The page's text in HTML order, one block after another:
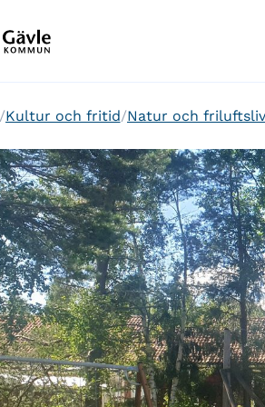
Kultur och fritid Natur och friluftsliv